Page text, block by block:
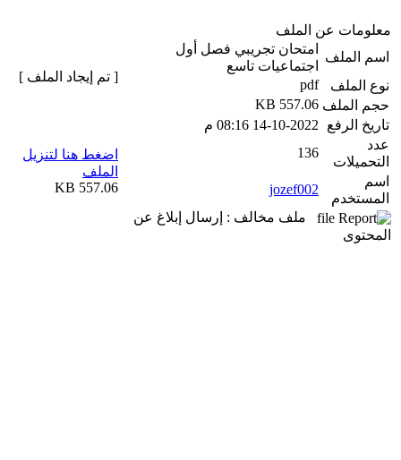
معلومات عن الملف
اسم الملف
امتحان تجريبي فصل أول
اجتماعيات تاسع
نوع الملف
pdf
حجم الملف 557.06 KB
تاريخ الرفع
14-10-2022 08:16 م
عدد
التحميلات
136
اسم
المستخدم
jozef002
ملف مخالف : إرسال إبلاغ عن
المحتوى
[ تم إيجاد الملف ]
اضغط هنا لتنزيل
الملف
557.06 KB